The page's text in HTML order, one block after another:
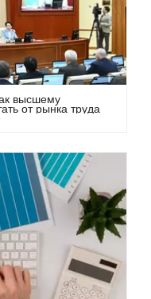
высшему
от рынка труда